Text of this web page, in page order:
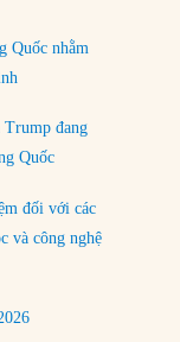
Đông
Quốc nhằm
Trump đang
Quốc
đối với các
và công nghệ